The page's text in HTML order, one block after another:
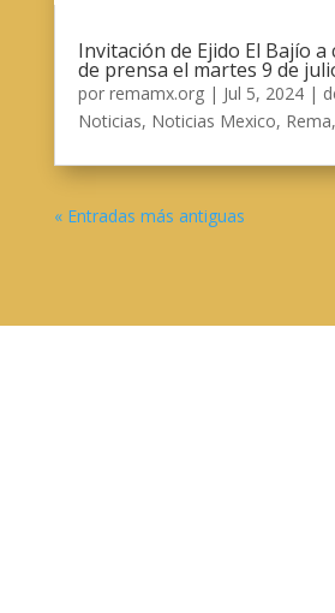
Invitación de Ejido El Bajío
de prensa el martes 9 de
por remamx.org| Jul 5, 2024|
Noticias, Noticias Mexico, Rema,
« Entradas más antiguas